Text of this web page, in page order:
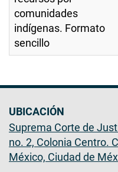
comunidades
indígenas. Formato
sencillo
UBICACIÓN
Suprema Corte de
no. 2, Colonia Centro.
México, Ciudad de